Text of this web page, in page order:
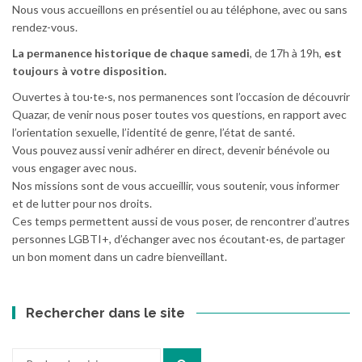
Nous vous accueillons en présentiel ou au téléphone, avec ou sans
rendez-vous.
La permanence historique de chaque samedi, de 17h à 19h, est
toujours à votre disposition.
Ouvertes à tou·te·s, nos permanences sont l’occasion de découvrir
Quazar, de venir nous poser toutes vos questions, en rapport avec
l’orientation sexuelle, l’identité de genre, l’état de santé.
Vous pouvez aussi venir adhérer en direct, devenir bénévole ou
vous engager avec nous.
Nos missions sont de vous accueillir, vous soutenir, vous informer
et de lutter pour nos droits.
Ces temps permettent aussi de vous poser, de rencontrer d’autres
personnes LGBTI+, d’échanger avec nos écoutant·es, de partager
un bon moment dans un cadre bienveillant.
Rechercher dans le site